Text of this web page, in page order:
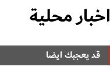
اخبار محلية
قد يعجبك ايضا